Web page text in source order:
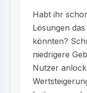
Habt ihr
Lösungen
könnten?
niedrigere
Nutzer